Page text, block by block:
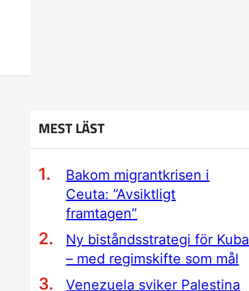
MEST LÄST
Bakom migrantkrisen i
Ceuta: ”Avsiktligt
framtagen”
Ny biståndsstrategi för Kuba
– med regimskifte som mål
Venezuela sviker Palestina